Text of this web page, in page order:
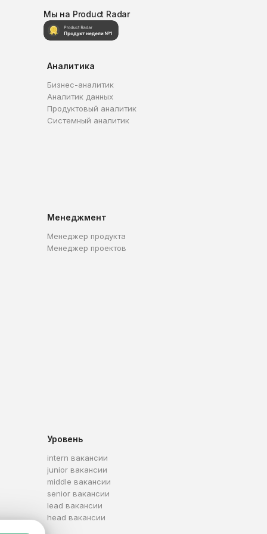
Мы на Product Radar
Аналитика
Бизнес-аналитик
Аналитик данных
Продуктовый аналитик
Системный аналитик
Менеджмент
Менеджер продукта
Менеджер проектов
Уровень
intern вакансии
junior вакансии
middle вакансии
senior вакансии
lead вакансии
head вакансии